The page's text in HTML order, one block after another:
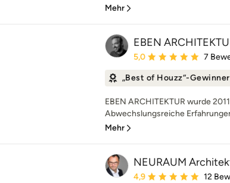
Mehr
EBEN
Durchschnittliche
5,0 7
„Best of Houzz“-Gewinner
EBEN ARCHITEKTUR wurde
Abwechslungsreiche
Mehr
NEURAUM
Durchschnittliche
4,9 12